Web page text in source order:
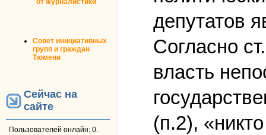
Совет инициативных
групп и граждан
Тюмени
Сейчас на
сайте
Пользователей онлайн: 0.
депутатов
Согласно
власть
(п.2),